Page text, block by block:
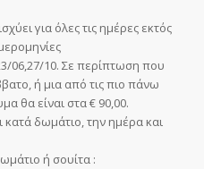
για όλες τις ημέρες εκτός
06,27/10. Σε περίπτωση που
ή μια από τις πιο πάνω
θα είναι στα € 90,00.
κατά δωμάτιο, την ημέρα και
ή σουίτα :